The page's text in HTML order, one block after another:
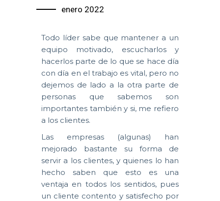
enero 2022
Todo líder sabe que mantener a un
equipo motivado, escucharlos y
hacerlos parte de lo que se hace día
con día en el trabajo es vital, pero no
dejemos de lado a la otra parte de
personas que sabemos son
importantes también y si, me refiero
a los clientes.
Las empresas (algunas) han
mejorado bastante su forma de
servir a los clientes, y quienes lo han
hecho saben que esto es una
ventaja en todos los sentidos, pues
un cliente contento y satisfecho por